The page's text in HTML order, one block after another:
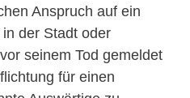
Anspruch auf ein
der Stadt oder
seinem Tod gemeldet
für einen